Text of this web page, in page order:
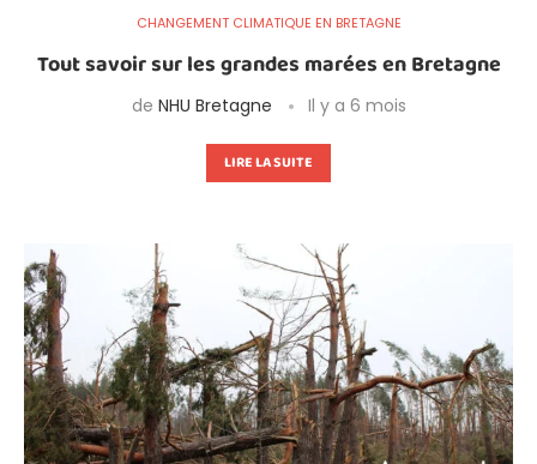
CHANGEMENT CLIMATIQUE EN BRETAGNE
Tout savoir sur les grandes marées en Bretagne
de NHU Bretagne Il y a 6 mois
LIRE LA SUITE